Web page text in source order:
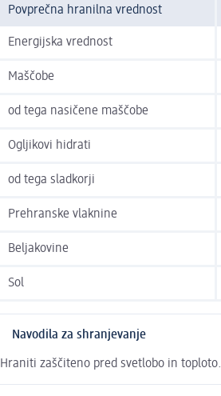
Povprečna hranilna vrednost
Energijska vrednost
Maščobe
od tega nasičene maščobe
Ogljikovi hidrati
od tega sladkorji
Prehranske vlaknine
Beljakovine
Sol
Navodila za shranjevanje
Hraniti zaščiteno pred svetlobo in toploto.